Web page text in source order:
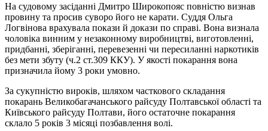
На судовому засіданні Дмитро Широкопояс повністю визнав
провину та просив суворо його не карати. Суддя Ольга
Логвінова врахувала покази й докази по справі. Вона визнала
чоловіка винним у незаконному виробництві, виготовленні,
придбанні, зберіганні, перевезенні чи пересиланні наркотиків
без мети збуту (ч.2 ст.309 ККУ). У якості покарання вона
призначила йому 3 роки умовно.
За сукупністю вироків, шляхом часткового складання
покарань Великобагачанського райсуду Полтавської області та
Київського райсуду Полтави, його остаточне покарання
склало 5 років 3 місяці позбавлення волі.